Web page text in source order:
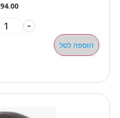
94.00
-
הוספה לסל